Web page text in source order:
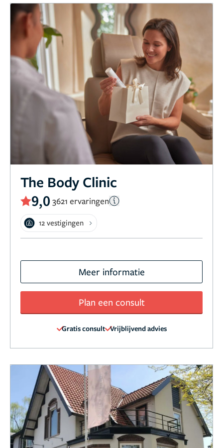
The Body Clinic
9,0 3621 ervaringen
12 vestigingen
Meer informatie
Plan een consult
Gratis consult Vrijblijvend advies